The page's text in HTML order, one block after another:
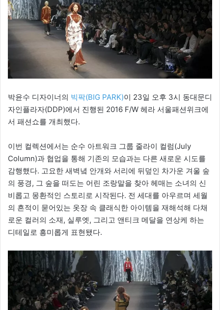
박윤수 디자이너의 빅팍(BIG PARK)이 23일 오후 3시 동대문디
자인플라자(DDP)에서 진행된 2016 F/W 헤라 서울패션위크에
서 패션쇼를 개최했다.
이번 컬렉션에서는 순수 아트워크 그룹 줄라이 컬럼(July
Column)과 협업을 통해 기존의 모습과는 다른 새로운 시도를
감행했다. 고요한 새벽녘 안개와 서리에 뒤덮인 차가운 겨울 숲
의 풍경, 그 숲을 떠도는 어린 조랑말을 찾아 헤매는 소녀의 신
비롭고 몽환적인 스토리로 시작된다. 전 세대를 아우르며 세월
의 흔적이 묻어있는 옷장 속 클래식한 아이템을 재해석해 다채
로운 컬러의 소재, 실루엣, 그리고 앤티크 메달을 연상케 하는
디테일로 흥미롭게 표현됐다.